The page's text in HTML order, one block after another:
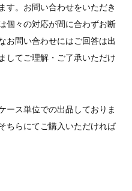
す。お問い合わせをいただき
個々の対応が間に合わずお断
お問い合わせにはご回答は出
してご理解・ご了承いただけ
ース単位での出品しておりま
ちらにてご購入いただければ